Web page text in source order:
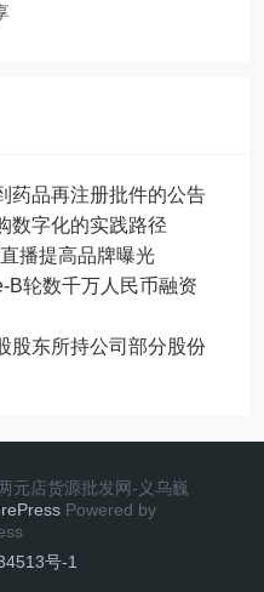
药品再注册批件的公告
数字化的实践路径
播提高品牌曝光
B轮数千万人民币融资
股东所持公司部分股份
元店货源批发网-义乌巍
Powered by
号-1